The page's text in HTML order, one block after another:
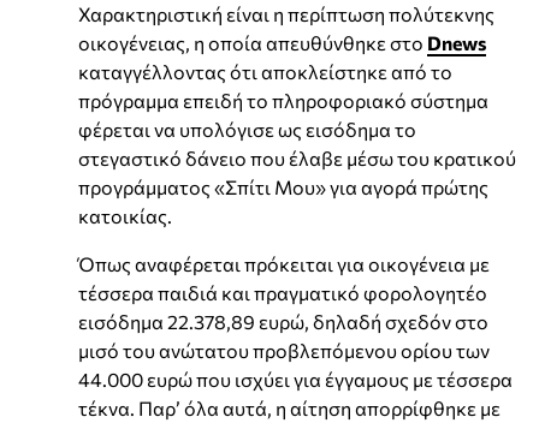
Χαρακτηριστική είναι η περίπτωση πολύτεκνης
οικογένειας, η οποία απευθύνθηκε στο Dnews
καταγγέλλοντας ότι αποκλείστηκε από το
πρόγραμμα επειδή το πληροφοριακό σύστημα
φέρεται να υπολόγισε ως εισόδημα το
στεγαστικό δάνειο που έλαβε μέσω του κρατικού
προγράμματος «Σπίτι Μου» για αγορά πρώτης
κατοικίας.
Όπως αναφέρεται πρόκειται για οικογένεια με
τέσσερα παιδιά και πραγματικό φορολογητέο
εισόδημα 22.378,89 ευρώ, δηλαδή σχεδόν στο
μισό του ανώτατου προβλεπόμενου ορίου των
44.000 ευρώ που ισχύει για έγγαμους με τέσσερα
τέκνα. Παρ’ όλα αυτά, η αίτηση απορρίφθηκε με